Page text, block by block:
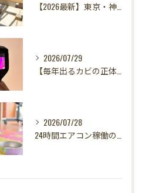
2026/07/29
2026/07/28